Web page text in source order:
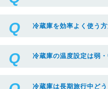
冷蔵庫を効率よく使う
冷蔵庫の温度設定は弱
冷蔵庫は長期旅行中ど